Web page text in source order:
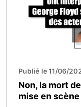
Publié le 11/06/
Non, la mort
mise en